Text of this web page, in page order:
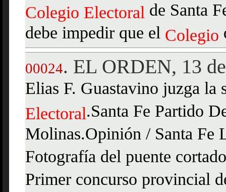
Colegio Electoral de Santa
debe impedir que el Colegio
00024. EL ORDEN, 13
Elias F. Guastavino juzga
Electoral.Santa Fe Partido
Molinas.Opinión / Santa Fe
Fotografía del puente
Primer concurso provincial